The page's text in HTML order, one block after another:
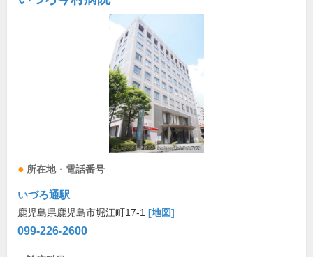
所在地・電話番号
いづろ通駅
鹿児島県鹿児島市堀江町17-1 [地図]
099-226-2600